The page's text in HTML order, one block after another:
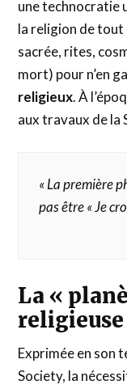
une technocratie
la religion de tout
sacrée, rites,
mort) pour n’en
religieux. À
aux travaux de la
«La première
pas être « Je
La «
Exprimée en son
Society, la